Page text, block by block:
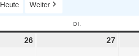
Heute Weiter
DI.
26 27